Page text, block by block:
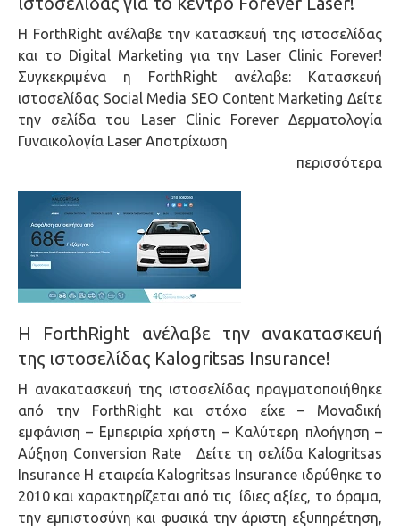
H ForthRight ανέλαβε την κατασκευή της ιστοσελίδας
και το Digital Marketing για την Laser Clinic Forever!
Συγκεκριμένα η ForthRight ανέλαβε: Κατασκευή
ιστοσελίδας Social Media SEO Content Marketing Δείτε
την σελίδα του Laser Clinic Forever Δερματολογία
Γυναικολογία Laser Αποτρίχωση
περισσότερα
Η ForthRight ανέλαβε την ανακατασκευή
της ιστοσελίδας Kalogritsas Insurance!
Η ανακατασκευή της ιστοσελίδας πραγματοποιήθηκε
από την ForthRight και στόχο είχε – Μοναδική
εμφάνιση – Εμπεριρία χρήστη – Καλύτερη πλοήγηση –
Αύξηση Conversion Rate Δείτε τη σελίδα Kalogritsas
Insurance Η εταιρεία Kalogritsas Insurance ιδρύθηκε το
2010 και χαρακτηρίζεται από τις ίδιες αξίες, το όραμα,
την εμπιστοσύνη και φυσικά την άριστη εξυπηρέτηση,